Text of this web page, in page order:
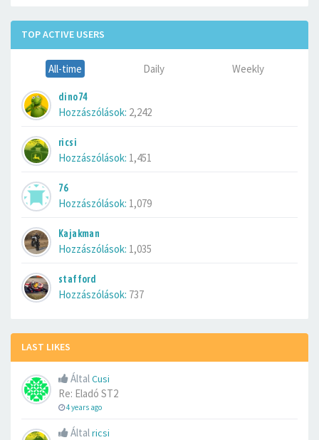
TOP ACTIVE USERS
All-time Daily Weekly
dino74
Hozzászólások: 2,242
ricsi
Hozzászólások: 1,451
76
Hozzászólások: 1,079
Kajakman
Hozzászólások: 1,035
stafford
Hozzászólások: 737
LAST LIKES
ÁltalCusi
Re: Eladó ST2
4 years ago
Általricsi